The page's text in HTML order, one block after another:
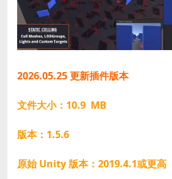
2026.05.25 更新插件版本
文件大小：10.9 MB
版本：1.5.6
原始 Unity 版本：2019.4.1或更高